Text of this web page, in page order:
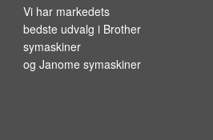
Vi har markedets
bedste udvalg i Brother
symaskiner
og Janome symaskiner